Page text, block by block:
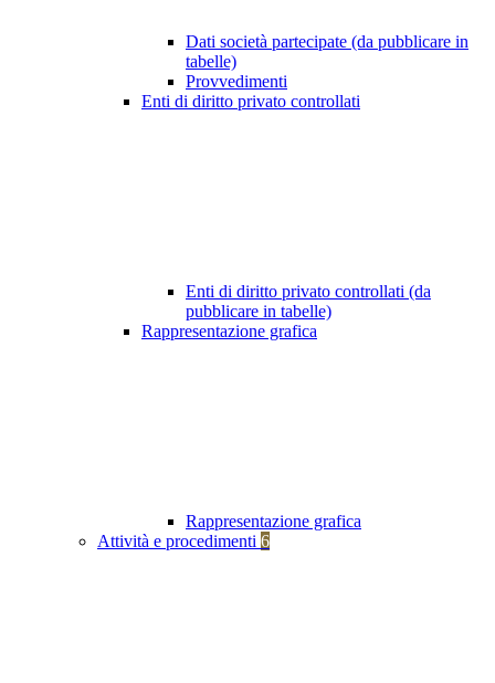
Dati società partecipate (da pubblicare in
tabelle)
Provvedimenti
Enti di diritto privato controllati
Enti di diritto privato controllati (da
pubblicare in tabelle)
Rappresentazione grafica
Rappresentazione grafica
Attività e procedimenti 6